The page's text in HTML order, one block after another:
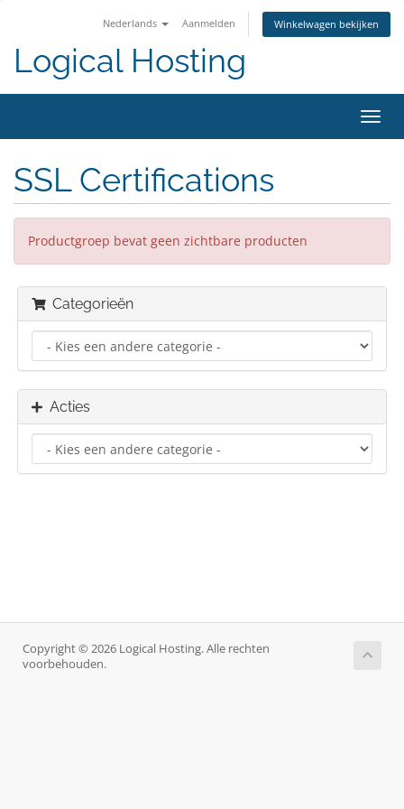
Nederlands Aanmelden Winkelwagen bekijken
Logical Hosting
in-/
SSL Certifications
Productgroep bevat geen zichtbare producten
Categorieën
Acties
Copyright © 2026 Logical Hosting. Alle rechten
voorbehouden.